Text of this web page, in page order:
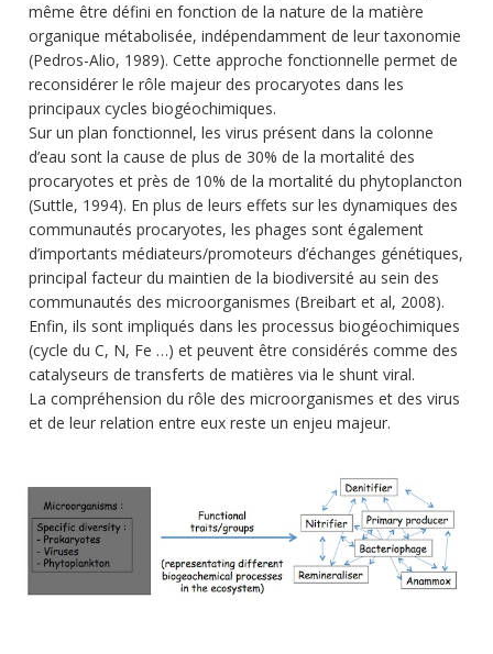
même être défini en fonction de la nature de la matière
organique métabolisée, indépendamment de leur taxonomie
(Pedros-Alio, 1989). Cette approche fonctionnelle permet de
reconsidérer le rôle majeur des procaryotes dans les
principaux cycles biogéochimiques.
Sur un plan fonctionnel, les virus présent dans la colonne
d’eau sont la cause de plus de 30% de la mortalité des
procaryotes et près de 10% de la mortalité du phytoplancton
(Suttle, 1994). En plus de leurs effets sur les dynamiques des
communautés procaryotes, les phages sont également
d’importants médiateurs/promoteurs d’échanges génétiques,
principal facteur du maintien de la biodiversité au sein des
communautés des microorganismes (Breibart et al, 2008).
Enfin, ils sont impliqués dans les processus biogéochimiques
(cycle du C, N, Fe …) et peuvent être considérés comme des
catalyseurs de transferts de matières via le shunt viral.
La compréhension du rôle des microorganismes et des virus
et de leur relation entre eux reste un enjeu majeur.